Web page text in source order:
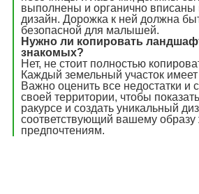
выполнены и органично
дизайн. Дорожка к ней должна
безопасной для малышей.
Нужно ли копировать
знакомых?
Нет, не стоит полностью
Каждый земельный участок
Важно оценить все недостатки и
своей территории, чтобы
ракурсе и создать уникальный
соответствующий вашему образу
предпочтениям.